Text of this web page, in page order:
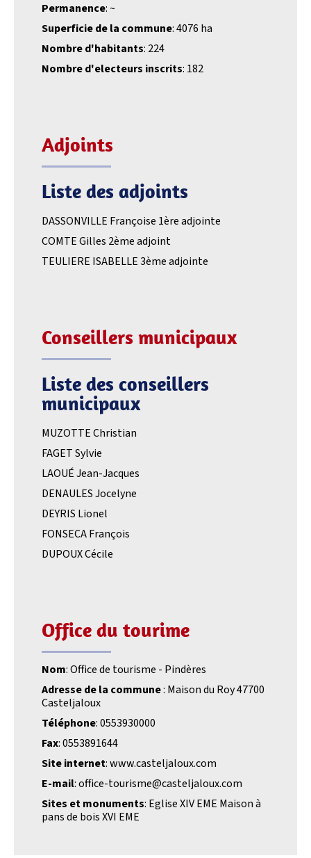
Permanence: ~
Superficie de la commune: 4076 ha
Nombre d'habitants: 224
Nombre d'electeurs inscrits: 182
Adjoints
Liste des adjoints
DASSONVILLE Françoise 1ère adjointe
COMTE Gilles 2ème adjoint
TEULIERE ISABELLE 3ème adjointe
Conseillers municipaux
Liste des conseillers
municipaux
MUZOTTE Christian
FAGET Sylvie
LAOUÉ Jean-Jacques
DENAULES Jocelyne
DEYRIS Lionel
FONSECA François
DUPOUX Cécile
Office du tourime
Nom: Office de tourisme - Pindères
Adresse de la commune: Maison du Roy 47700
Casteljaloux
Téléphone: 0553930000
Fax: 0553891644
Site internet: www.casteljaloux.com
E-mail: office-tourisme@casteljaloux.com
Sites et monuments: Eglise XIV EME Maison à
pans de bois XVI EME